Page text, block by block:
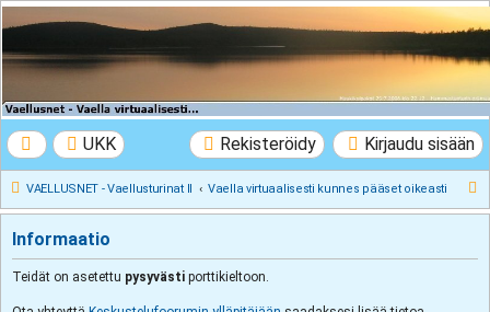
VAELLUSNET -
Vaellusturinat II
UKK Kirjaudu sisään
Rekisteröidy
VAELLUSNET - Vaellusturinat II Vaella virtuaalisesti kunnes pääset oikeasti
t
Informaatio
Teidät on asetettu pysyvästi porttikieltoon.